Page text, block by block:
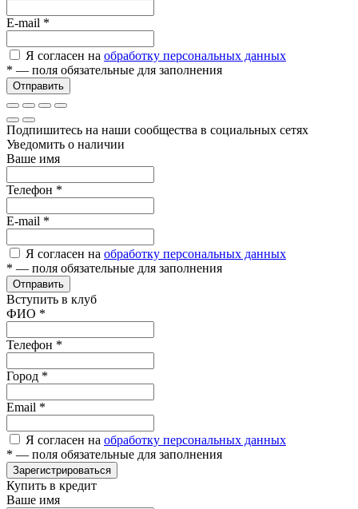
E-mail *
Я согласен на обработку персональных данных
* — поля обязательные для заполнения
Отправить
Подпишитесь на наши сообщества в социальных сетях
Уведомить о наличии
Ваше имя
Телефон *
E-mail *
Я согласен на обработку персональных данных
* — поля обязательные для заполнения
Отправить
Вступить в клуб
ФИО *
Телефон *
Город *
Email *
Я согласен на обработку персональных данных
* — поля обязательные для заполнения
Зарегистрироваться
Купить в кредит
Ваше имя